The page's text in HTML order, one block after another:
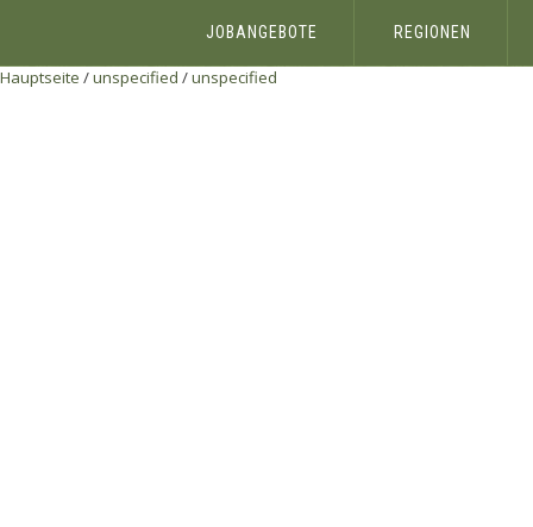
JOBANGEBOTE REGIONEN
Hauptseite /unspecified /unspecified